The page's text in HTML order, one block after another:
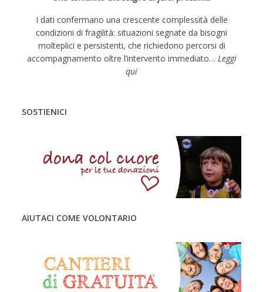
g
o
I dati confermano una crescente complessità delle
condizioni di fragilità: situazioni segnate da bisogni
molteplici e persistenti, che richiedono percorsi di
accompagnamento oltre l’intervento immediato… Leggi
qui
SOSTIENICI
AIUTACI COME VOLONTARIO